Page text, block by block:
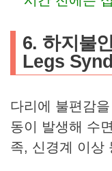
6. 하지불
Legs
다리에 불편감
동이 발생해 수
족, 신경계 이상